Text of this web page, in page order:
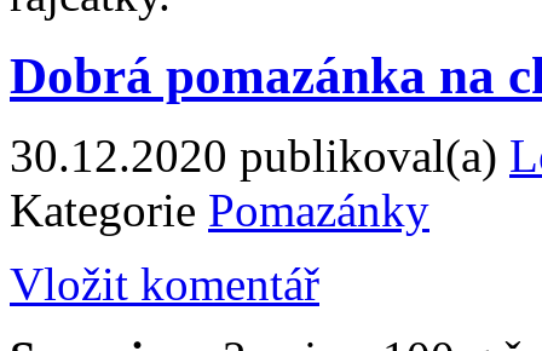
Dobrá pomazánka na
30.12.2020 publikoval(a)
Kategorie Pomazánky
Vložit komentář